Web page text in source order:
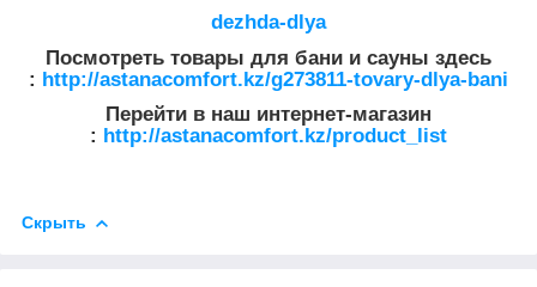
dezhda-dlya
Посмотреть товары для бани и сауны здесь
: http://astanacomfort.kz/g273811-tovary-dlya-bani
Перейти в наш интернет-магазин
: http://astanacomfort.kz/product_list
Скрыть